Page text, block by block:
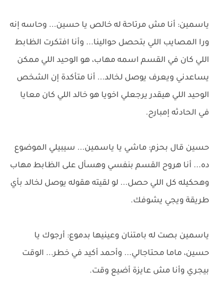
ياسمين: أنا مش مرتاحة له خالص يا حسين... وحاسه إنه
ورا المصايب اللي بتحصل حوالينا... وأنا افتكرت الظابط
اللي كان في القسم اسمه مهاب، هو الوحيد اللي ممكن
يساعدني ويعرف يوصل لخالد... أنا متأكدة إن الشخص
الوحيد اللي هيقدر يرجعلي اخويا هو خالد اللي كان معايا
في الحادثه إمبارح.
حسين قال بحزم: ماشي يا ياسمين... سيبيلي الموضوع
ده... أنا هروح القسم بنفسي وهسأل على الظابط مهاب
وهحكيله كل اللي حصل... لو لقيته هقوله يوصل لخالد بأي
طريقة ويجي يشوفك.
ياسمين بصت له بامتنان وعينيها بدموع: أرجوك يا
حسين، ماما محتاجالي... وأحمد أكيد في خطر... الوقت
بيجري وأنا مش عايزة أضيع وقت.